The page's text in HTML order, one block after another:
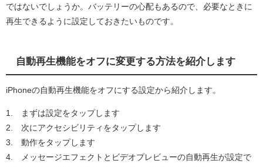
ではないでしょうか。バッテリーの心配もあるので、必要なときに
再生できるように設定しておきたいものです。
自動再生機能をオフに変更する方法を紹介します
iPhoneの自動再生機能をオフにする設定から紹介します。
1. まずは設定をタップします
2. 次にアクセシビリティをタップします
3. 動作をタップします
4. メッセージエフェクトとビデオプレビューの自動再生が設定で